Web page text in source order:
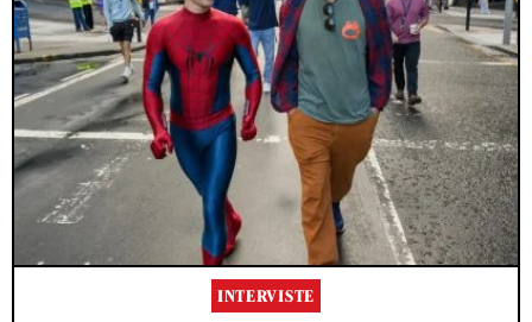
INTERVISTE